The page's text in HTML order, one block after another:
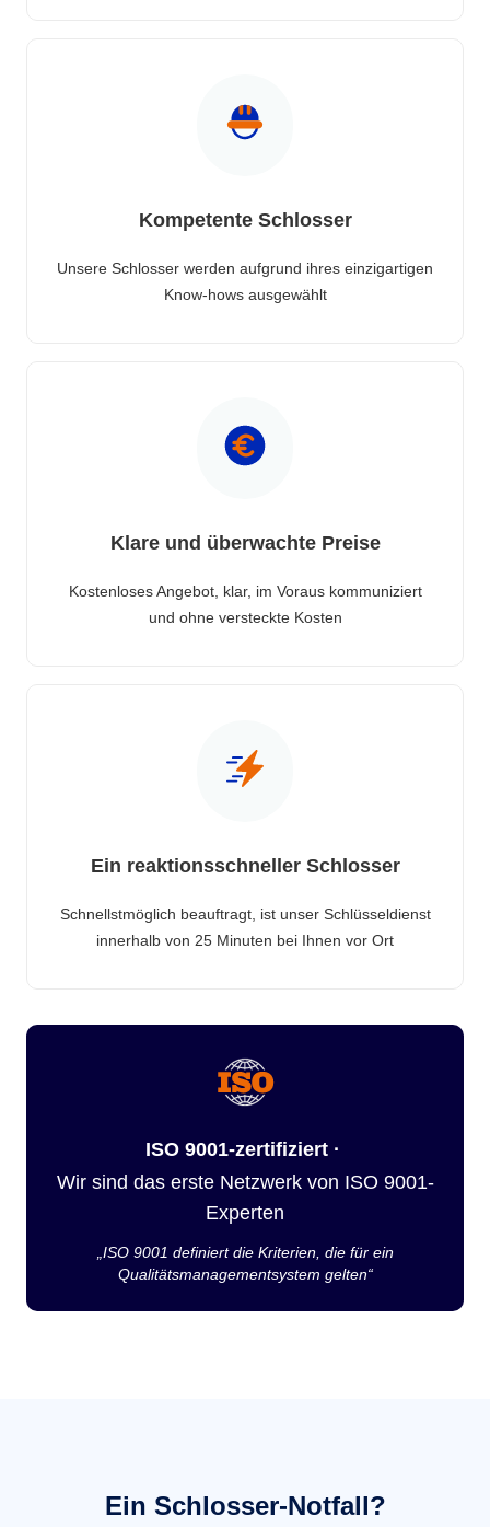
Kompetente Schlosser
Unsere Schlosser werden aufgrund ihres einzigartigen
Know-hows ausgewählt
Klare und überwachte Preise
Kostenloses Angebot, klar, im Voraus kommuniziert
und ohne versteckte Kosten
Ein reaktionsschneller Schlosser
Schnellstmöglich beauftragt, ist unser Schlüsseldienst
innerhalb von 25 Minuten bei Ihnen vor Ort
ISO 9001-zertifiziert ·
Wir sind das erste Netzwerk von ISO 9001-
Experten
„ISO 9001 definiert die Kriterien, die für ein
Qualitätsmanagementsystem gelten“
Ein Schlosser-Notfall?